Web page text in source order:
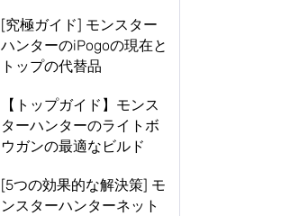
[究極ガイド] モンスター
ハンターのiPogoの現在と
トップの代替品
【トップガイド】モンス
ターハンターのライトボ
ウガンの最適なビルド
[5つの効果的な解決策] モ
ンスターハンターネット